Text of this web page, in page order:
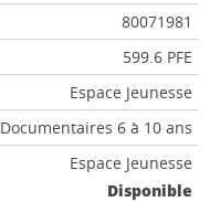
80071981
599.6 PFE
Espace Jeunesse
Documentaires 6 à 10 ans
Espace Jeunesse
Disponible